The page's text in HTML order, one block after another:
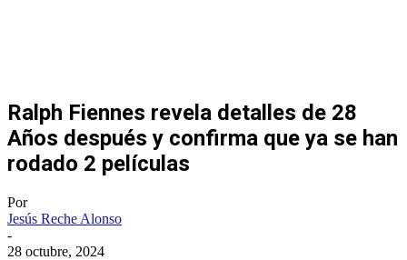
Ralph Fiennes revela detalles de 28
Años después y confirma que ya se han
rodado 2 películas
Por
Jesús Reche Alonso
-
28 octubre, 2024